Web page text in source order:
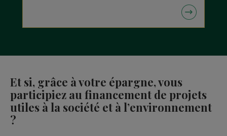
Et si, grâce à votre épargne, vous
participiez au financement de projets
utiles à la société et à l’environnement
?